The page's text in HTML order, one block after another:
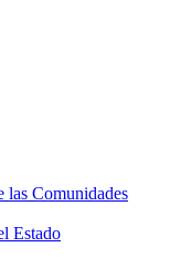
las Comunidades
Estado